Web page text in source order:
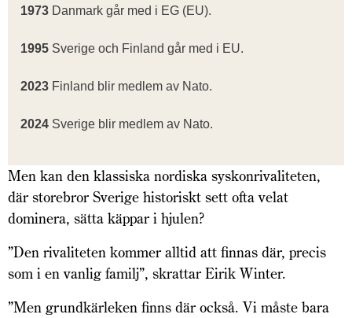
1973 Danmark går med i EG (EU).
1995 Sverige och Finland går med i EU.
2023 Finland blir medlem av Nato.
2024 Sverige blir medlem av Nato.
Men kan den klassiska nordiska syskonrivaliteten,
där storebror Sverige historiskt sett ofta velat
dominera, sätta käppar i hjulen?
”Den rivaliteten kommer alltid att finnas där, precis
som i en vanlig familj”, skrattar Eirik Winter.
”Men grundkärleken finns där också. Vi måste bara